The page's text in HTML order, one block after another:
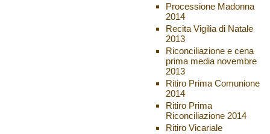
Processione Madonna
2014
Recita Vigilia di Natale
2013
Riconciliazione e cena
prima media novembre
2013
Ritiro Prima Comunione
2014
Ritiro Prima
Riconciliazione 2014
Ritiro Vicariale